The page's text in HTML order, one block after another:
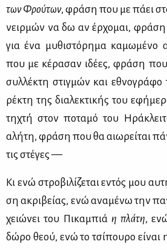
των Φρού­των, φρά­ση που με πά­ει
νειρ­μών να δω αν έρ­χο­μαι, φρά­ση
για ένα μυ­θι­στό­ρη­μα κα­μω­μέ­νο
που με κέ­ρα­σαν ιδέ­ες, φρά­ση
συλ­λέ­κτη στιγ­μών και
ρέ­κτη της δια­λε­κτι­κής του
τη­χτή στον πο­τα­μό του
αλή­τη, φρά­ση που θα αιω­ρεί­ται
τις στέ­γες —
Κι ενώ στρο­βι­λί­ζε­ται εντός μου
ση ακρι­βεί­ας, ενώ ανα­μέ­νω την
χειώ­νει του Πι­κα­μπιά η πλά­τη,
δώ­ρο θε­ού, ενώ το τσί­που­ρο εί­ναι